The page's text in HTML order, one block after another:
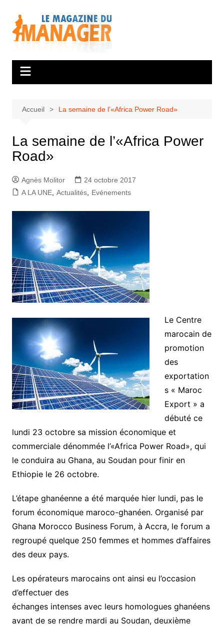
contenu
Accueil La semaine de l’«Africa Power Road»
La semaine de l’«Africa Power
Road»
Agnès Molitor
24 octobre 2017
A LA UNE, Actualités, Evénements
Le Centre
marocain de
promotion
des
exportation
s « Maroc
Export » a
débuté ce
lundi 23 octobre sa mission économique et
commerciale dénommée l’«Africa Power Road», qui
le conduira au Ghana, au Soudan pour finir en
Ethiopie le 26 octobre.
L’étape ghanéenne a été marquée hier lundi, pas le
forum économique maroco-ghanéen. Organisé par
Ghana Morocco Business Forum, à Accra, le forum a
regroupé quelque 250 femmes et hommes d’affaires
des deux pays.
Les opérateurs marocains ont ainsi eu l’occasion
d’effectuer des
échanges intenses avec leurs homologues ghanéens
avant de se rendre mardi au Soudan, deuxième